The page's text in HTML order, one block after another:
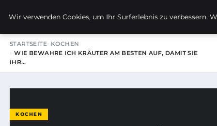
KIRSTINS WEG
STARTSEITE KOCHEN
WIE BEWAHRE ICH KRÄUTER AM BESTEN AUF, DAMIT SIE
IHR…
KOCHEN
Wir verwenden Cookies, um Ihr Surferlebnis zu verbessern.